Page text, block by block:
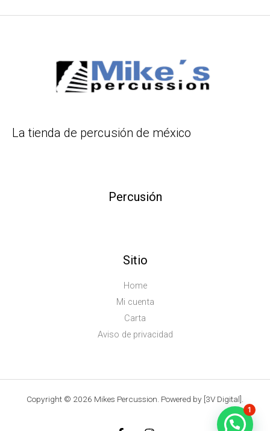
La tienda de percusión de méxico
Percusión
Sitio
Home
Mi cuenta
Carta
Aviso de privacidad
Copyright © 2026 Mikes Percussion. Powered by [3V Digital].
1